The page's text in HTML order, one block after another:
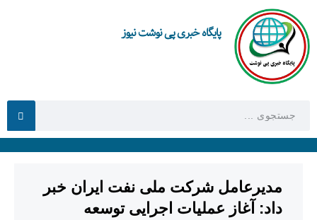
پایگاه خبری پی نوشت نیوز
مدیرعامل شرکت ملی نفت ایران خبر
داد: آغاز عملیات اجرایی توسعه